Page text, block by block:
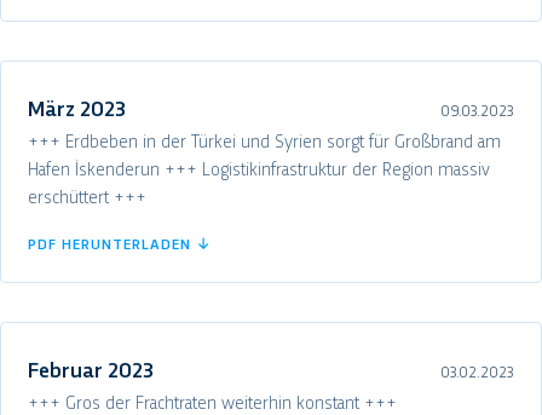
März 2023 09.03.2023
+++ Erdbeben in der Türkei und Syrien sorgt für Großbrand am
Hafen İskenderun +++ Logistikinfrastruktur der Region massiv
erschüttert +++
PDF HERUNTERLADEN ↓
Februar 2023 03.02.2023
+++ Gros der Frachtraten weiterhin konstant +++